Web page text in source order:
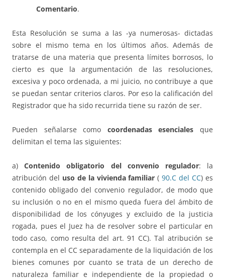
Comentario.
Esta Resolución se suma a las -ya numerosas- dictadas
sobre el mismo tema en los últimos años. Además de
tratarse de una materia que presenta límites borrosos, lo
cierto es que la argumentación de las resoluciones,
excesiva y poco ordenada, a mi juicio, no contribuye a que
se puedan sentar criterios claros. Por eso la calificación del
Registrador que ha sido recurrida tiene su razón de ser.
Pueden señalarse como coordenadas esenciales que
delimitan el tema las siguientes:
a)Contenido obligatorio del convenio regulador: la
atribución del uso de la vivienda familiar ( 90.C del CC) es
contenido obligado del convenio regulador, de modo que
su inclusión o no en el mismo queda fuera del ámbito de
disponibilidad de los cónyuges y excluido de la justicia
rogada, pues el Juez ha de resolver sobre el particular en
todo caso, como resulta del art. 91 CC). Tal atribución se
contempla en el CC separadamente de la liquidación de los
bienes comunes por cuanto se trata de un derecho de
naturaleza familiar e independiente de la propiedad o